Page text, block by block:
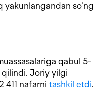
yakunlangandan so‘ng
qabul 5-
Joriy yilgi
411 nafarni tashkil etdi.